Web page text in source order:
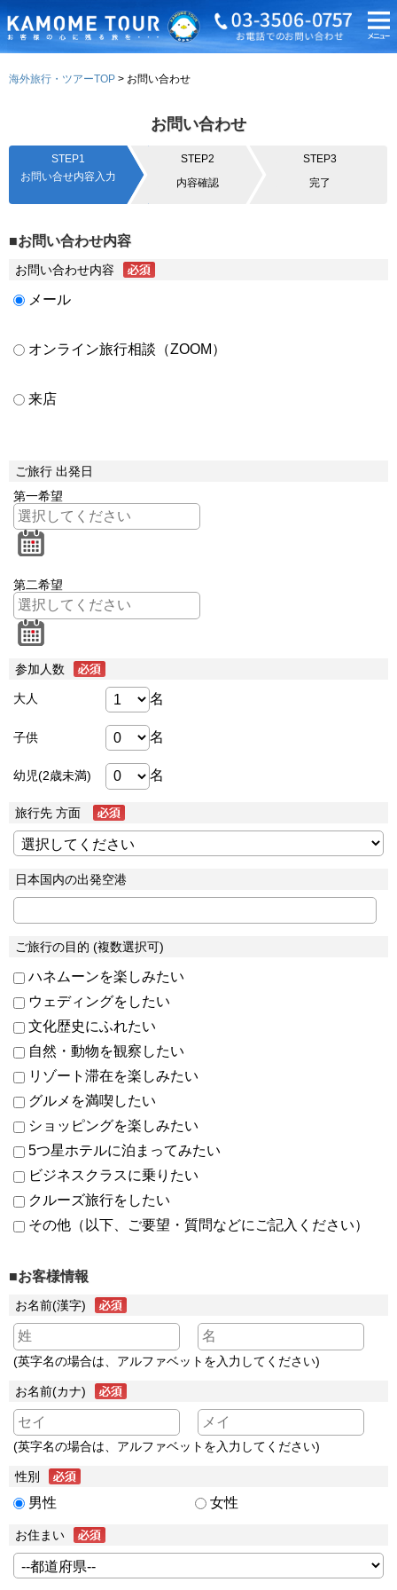
海外旅行・ツアーTOP お問い合わせ
お問い合わせ
STEP1
お問い合せ内容入力
STEP2
内容確認
STEP3
完了
■お問い合わせ内容
お問い合わせ内容
メール
オンライン旅行相談（ZOOM）
来店
ご旅行 出発日
第一希望
第二希望
参加人数
大人 名
子供 名
幼児(2歳未満) 名
旅行先 方面
日本国内の出発空港
ご旅行の目的 (複数選択可)
ハネムーンを楽しみたい
ウェディングをしたい
文化歴史にふれたい
自然・動物を観察したい
リゾート滞在を楽しみたい
グルメを満喫したい
ショッピングを楽しみたい
5つ星ホテルに泊まってみたい
ビジネスクラスに乗りたい
クルーズ旅行をしたい
その他（以下、ご要望・質問などにご記入ください）
■お客様情報
お名前(漢字)
(英字名の場合は、アルファベットを入力してください)
お名前(カナ)
(英字名の場合は、アルファベットを入力してください)
性別
男性 女性
お住まい